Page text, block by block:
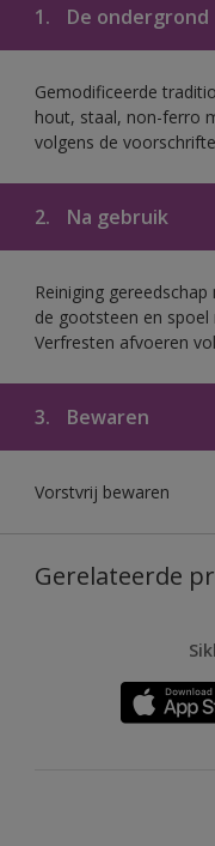
1. De ondergrond
Gemodificeerde
hout, staal, non-ferro
volgens de
2. Na gebruik
Reiniging
de gootsteen en
Verfresten afvoeren
3. Bewaren
Vorstvrij bewaren
Gerelateerde